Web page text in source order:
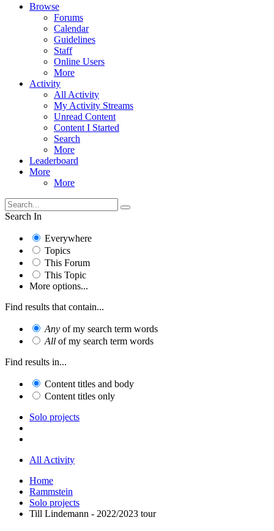
Browse
Forums
Calendar
Guidelines
Staff
Online Users
More
Activity
All Activity
My Activity Streams
Unread Content
Content I Started
Search
More
Leaderboard
More
More
Search In
Everywhere
Topics
This Forum
This Topic
More options...
Find results that contain...
Any of my search term words
All of my search term words
Find results in...
Content titles and body
Content titles only
Solo projects
All Activity
Home
Rammstein
Solo projects
Till Lindemann - 2022/2023 tour